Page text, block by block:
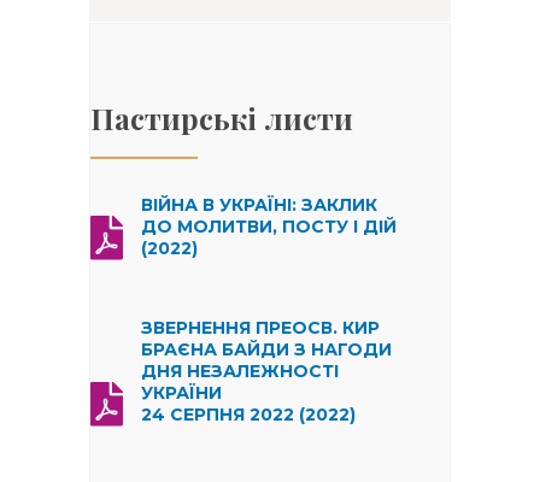
Пастирські листи
ВІЙНА В УКРАЇНІ: ЗАКЛИК
ДО МОЛИТВИ, ПОСТУ І ДІЙ
(2022)
ЗВЕРНЕННЯ ПРЕОСВ. КИР
БРАЄНА БАЙДИ З НАГОДИ
ДНЯ НЕЗАЛЕЖНОСТІ
УКРАЇНИ
24 СЕРПНЯ 2022 (2022)